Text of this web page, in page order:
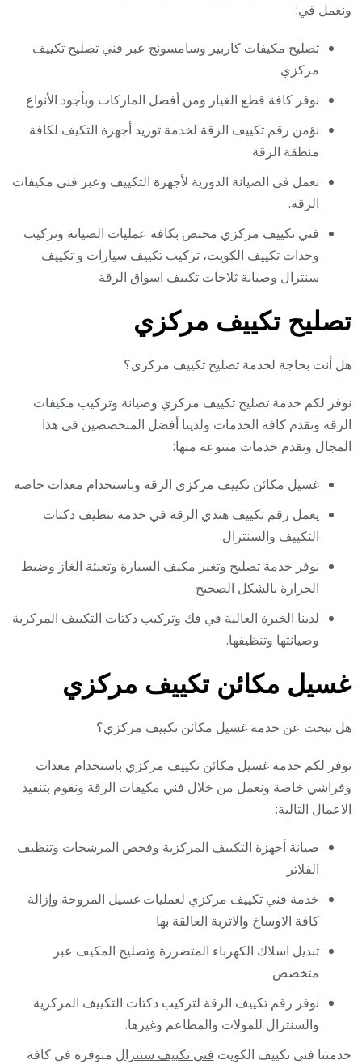
ونعمل في:
تصليح مكيفات كاربير وسامسونج عبر فني تصليح تكييف
مركزي
نوفر كافة قطع الغيار ومن أفضل الماركات وبأجود الأنواع
نؤمن رقم تكييف الرقة لخدمة توريد أجهزة التكيف لكافة
منطقة الرقة
نعمل في الصيانة الدورية لأجهزة التكييف وعبر فني مكيفات
الرقة.
فني تكييف مركزي مختص بكافة عمليات الصيانة وتركيب
وحدات تكييف الكويت، تركيب تكييف سيارات و تكييف
سنترال وصيانة ثلاجات تكييف اسواق الرقة
تصليح تكييف مركزي
هل أنت بحاجة لخدمة تصليح تكييف مركزي؟
نوفر لكم خدمة تصليح تكييف مركزي وصيانة وتركيب مكيفات
الرقة ونقدم كافة الخدمات ولدينا أفضل المتخصصين في هذا
المجال ونقدم خدمات متنوعة منها:
غسيل مكائن تكييف مركزي الرقة وباستخدام معدات خاصة
يعمل رقم تكييف هندي الرقة في خدمة تنظيف دكتات
التكييف والسنترال.
نوفر خدمة تصليح وتغير مكيف السيارة وتعبئة الغاز وضبط
الحرارة بالشكل الصحيح
لدينا الخبرة العالية في فك وتركيب دكتات التكييف المركزية
وصيانتها وتنظيفها.
غسيل مكائن تكييف مركزي
هل تبحث عن خدمة غسيل مكائن تكييف مركزي؟
نوفر لكم خدمة غسيل مكائن تكييف مركزي باستخدام معدات
وفراشي خاصة ونعمل من خلال فني مكيفات الرقة ونقوم بتنفيذ
الاعمال التالية:
صيانة أجهزة التكييف المركزية وفحص المرشحات وتنظيف
الفلاتر
خدمة فني تكييف مركزي لعمليات غسيل المروحة وإزالة
كافة الاوساخ والاتربة العالقة بها
تبديل اسلاك الكهرباء المتضررة وتصليح المكيف عبر
متخصص
نوفر رقم تكييف الرقة لتركيب دكتات التكييف المركزية
والسنترال للمولات والمطاعم وغيرها.
خدمتنا فني تكييف الكويت فني تكييف سنترال متوفرة في كافة